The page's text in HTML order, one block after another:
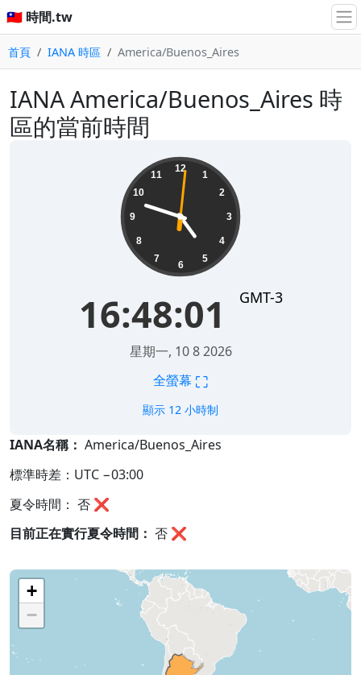
🇹🇼 時間.tw
首頁 IANA 時區 America/Buenos_Aires
IANA America/Buenos_Aires 時
區的當前時間
12
1
2
3
4
5
6
7
8
9
10
11
16:48:01 GMT-3
星期一, 10 8 2026
全螢幕 ⛶
顯示 12 小時制
IANA名稱： America/Buenos_Aires
標準時差：UTC −03:00
夏令時間： 否 ❌
目前正在實行夏令時間： 否 ❌
+
−